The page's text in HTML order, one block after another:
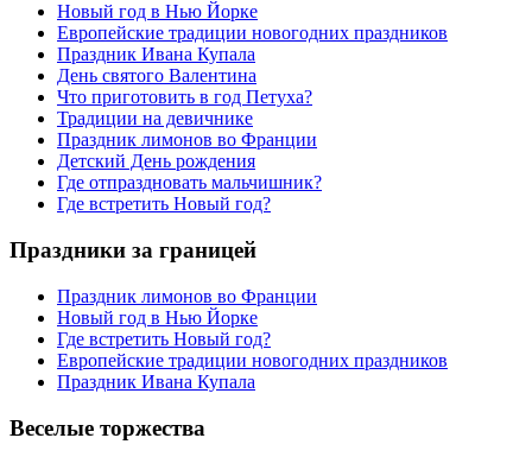
Новый год в Нью Йорке
Европейские традиции новогодних праздников
Праздник Ивана Купала
День святого Валентина
Что приготовить в год Петуха?
Традиции на девичнике
Праздник лимонов во Франции
Детский День рождения
Где отпраздновать мальчишник?
Где встретить Новый год?
Праздники за границей
Праздник лимонов во Франции
Новый год в Нью Йорке
Где встретить Новый год?
Европейские традиции новогодних праздников
Праздник Ивана Купала
Веселые торжества